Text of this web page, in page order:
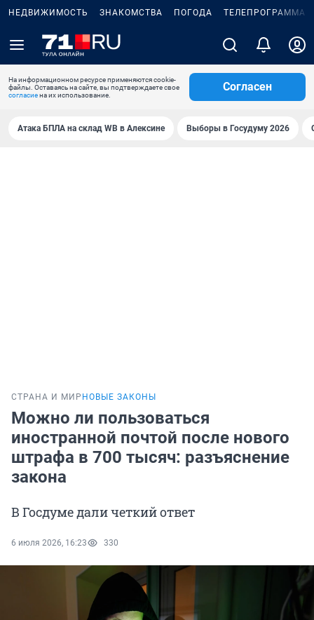
НЕДВИЖИМОСТЬ ЗНАКОМСТВА ПОГОДА ТЕЛЕПРОГРАММА
На информационном ресурсе применяются cookie-
файлы. Оставаясь на сайте, вы подтверждаете свое
согласиена их использование.
Согласен
Атака БПЛА на склад WB в Алексине Выборы в Госудуму 2026
СТРАНА И МИР НОВЫЕ ЗАКОНЫ
Можно ли пользоваться
иностранной почтой после нового
штрафа в 700 тысяч: разъяснение
закона
В Госдуме дали четкий ответ
6 июля 2026, 16:23 330